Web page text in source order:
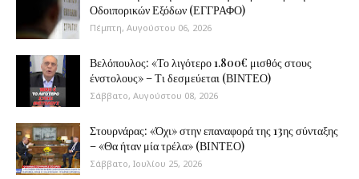
Οδοιπορικών Εξόδων (ΕΓΓΡΑΦΟ)
Πέμπτη, Αυγούστου 06, 2026
Βελόπουλος: «Το λιγότερο 1.800€ μισθός στους
ένστολους» – Τι δεσμεύεται (ΒΙΝΤΕΟ)
Σάββατο, Αυγούστου 08, 2026
Στουρνάρας: «Όχι» στην επαναφορά της 13ης σύνταξης
– «Θα ήταν μία τρέλα» (ΒΙΝΤΕΟ)
Σάββατο, Ιουλίου 25, 2026